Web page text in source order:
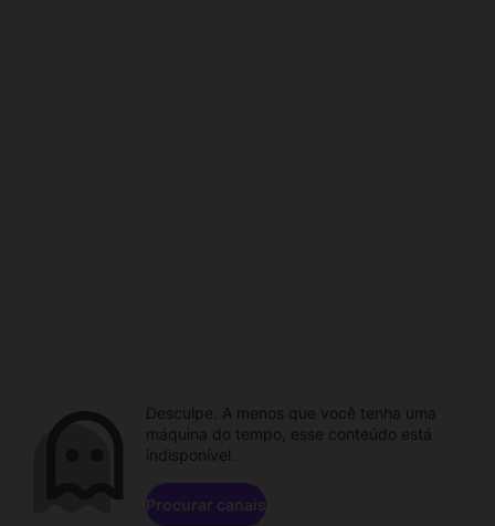
Desculpe. A menos que você tenha uma
máquina do tempo, esse conteúdo está
indisponível.
Procurar canais